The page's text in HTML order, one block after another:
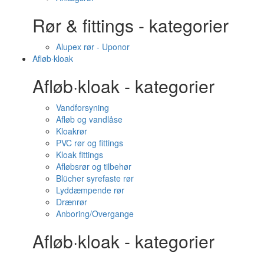
Rør & fittings - kategorier
Alupex rør - Uponor
Afløb·kloak
Afløb·kloak - kategorier
Vandforsyning
Afløb og vandlåse
Kloakrør
PVC rør og fittings
Kloak fittings
Afløbsrør og tilbehør
Blücher syrefaste rør
Lyddæmpende rør
Drænrør
Anboring/Overgange
Afløb·kloak - kategorier